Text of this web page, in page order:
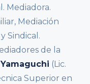
Mediadora.
Mediación
Sindical.
de la
(Lic.
Superior en